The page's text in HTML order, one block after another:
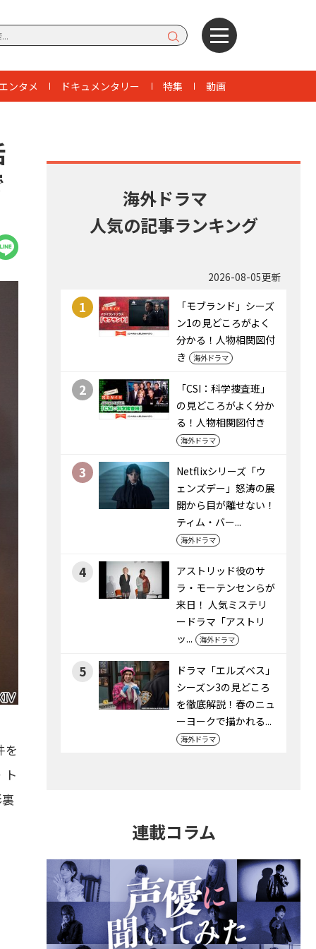
ンタメ ドキュメンタリー 特集 動画
を
ト
海外ドラマ
人気の記事ランキング
2026-08-05更新
1
「モブランド」シーズ
ン1の見どころがよく
分かる！人物相関図付
き
海外ドラマ
2
「CSI：科学捜査班」
の見どころがよく分か
る！人物相関図付き
海外ドラマ
3
Netflixシリーズ「ウ
ェンズデー」怒涛の展
開から目が離せない！
ティム・バー...
海外ドラマ
4
アストリッド役のサ
ラ・モーテンセンらが
来日！ 人気ミステリ
ードラマ「アストリ
ッ...
海外ドラマ
5
ドラマ「エルズベス」
シーズン3の見どころ
を徹底解説！春のニュ
ーヨークで描かれる...
海外ドラマ
連載コラム